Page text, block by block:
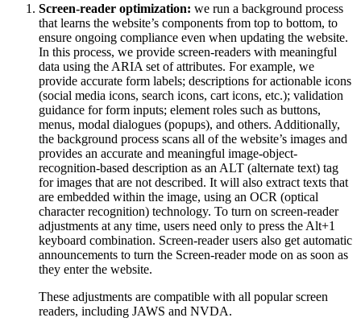
Screen-reader optimization: we run a background process
that learns the website’s components from top to bottom, to
ensure ongoing compliance even when updating the website.
In this process, we provide screen-readers with meaningful
data using the ARIA set of attributes. For example, we
provide accurate form labels; descriptions for actionable icons
(social media icons, search icons, cart icons, etc.); validation
guidance for form inputs; element roles such as buttons,
menus, modal dialogues (popups), and others. Additionally,
the background process scans all of the website’s images and
provides an accurate and meaningful image-object-
recognition-based description as an ALT (alternate text) tag
for images that are not described. It will also extract texts that
are embedded within the image, using an OCR (optical
character recognition) technology. To turn on screen-reader
adjustments at any time, users need only to press the Alt+1
keyboard combination. Screen-reader users also get automatic
announcements to turn the Screen-reader mode on as soon as
they enter the website.
These adjustments are compatible with all popular screen
readers, including JAWS and NVDA.